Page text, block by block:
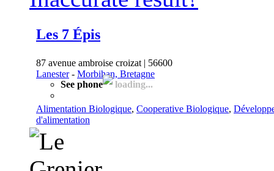
Les 7 Épis
87 avenue ambroise croizat | 56600
Lanester- Morbihan, Bretagne
See phone
loading...
Alimentation Biologique, Cooperative Biologique,
d'alimentation